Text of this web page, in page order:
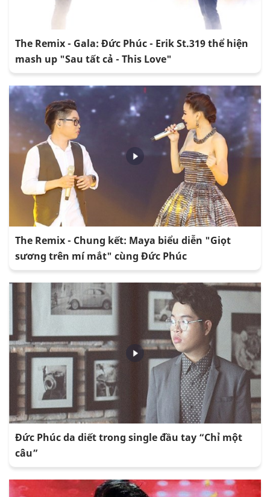
The Remix - Gala: Đức Phúc - Erik St.319 thể hiện
mash up "Sau tất cả - This Love"
The Remix - Chung kết: Maya biểu diễn "Giọt
sương trên mí mắt" cùng Đức Phúc
Đức Phúc da diết trong single đầu tay “Chỉ một
câu”